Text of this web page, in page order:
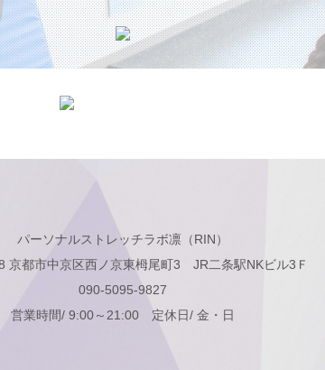
パーソナルストレッチラボ凛（RIN）
京都市中京区西ノ京東栂尾町3 JR二条駅NKビル3Ｆ
090-5095-9827
営業時間/ 9:00～21:00 定休日/ 金・日